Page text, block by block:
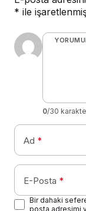
* ile
0/30
Ad *
E-Posta *
Bir dahaki
posta adresimi